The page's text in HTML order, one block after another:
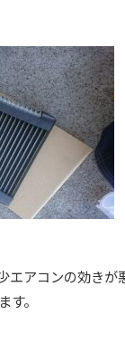
エアコンの効き
。